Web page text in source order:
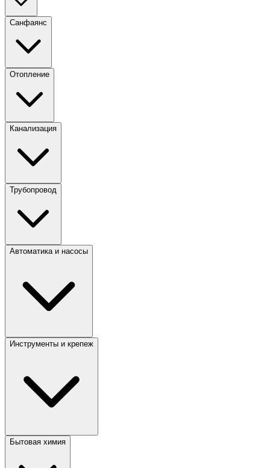
Санфаянс
Отопление
Канализация
Трубопровод
Автоматика и насосы
Инструменты и крепеж
Бытовая химия